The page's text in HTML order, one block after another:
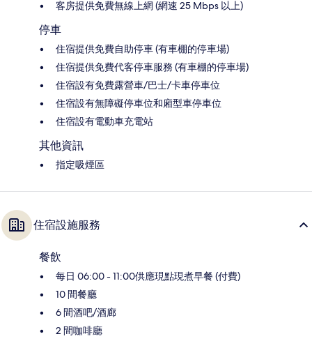
客房提供免費無線上網 (網速 25 Mbps 以上)
停車
住宿提供免費自助停車 (有車棚的停車場)
住宿提供免費代客停車服務 (有車棚的停車場)
住宿設有免費露營車/巴士/卡車停車位
住宿設有無障礙停車位和廂型車停車位
住宿設有電動車充電站
其他資訊
指定吸煙區
住宿設施服務
餐飲
每日 06:00 - 11:00供應現點現煮早餐 (付費)
10 間餐廳
6 間酒吧/酒廊
2 間咖啡廳